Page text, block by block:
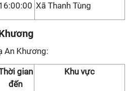
Xã Thanh Tùng
An Khương:
gian
đến
Khu vực